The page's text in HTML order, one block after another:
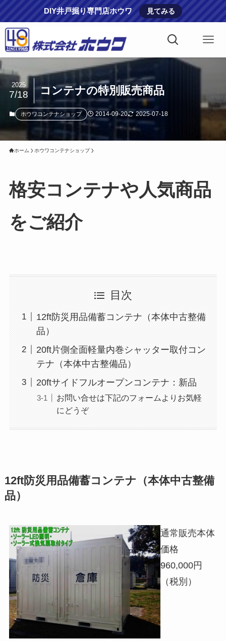
DIY井戸掘り専門店ホウワ 見てみる
コンテナの特別販売商品
2025
7/18
ホウワコンテナショップ 2014-09-20 2025-07-18
ホーム ホウワコンテナショップ
格安コンテナや人気商品
をご紹介
目次
12ft防災用品備蓄コンテナ（本体中古整備
品）
20ft片側全面軽量内巻シャッター取付コン
テナ（本体中古整備品）
20ftサイドフルオープンコンテナ：新品
お問い合せは下記のフォームよりお気軽
にどうぞ
12ft防災用品備蓄コンテナ（本体中古整備
品）
通常販売本体
価格
960,000円
（税別）